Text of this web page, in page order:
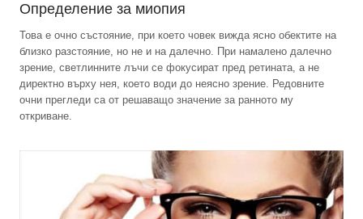
Определение за миопия
Това е очно състояние, при което човек вижда ясно обектите на
близко разстояние, но не и на далечно. При намалено далечно
зрение, светлинните лъчи се фокусират пред ретината, а не
директно върху нея, което води до неясно зрение. Редовните
очни прегледи са от решаващо значение за ранното му
откриване.